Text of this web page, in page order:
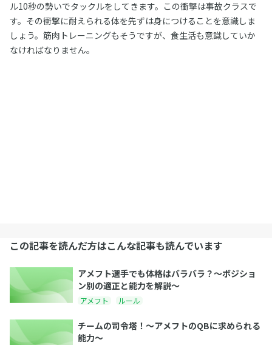
ル10秒の勢いでタックルをしてきます。この衝撃は事故クラスで
す。その衝撃に耐えられる体を先ずは身につけることを意識しま
しょう。筋肉トレーニングもそうですが、食生活も意識していか
なければなりません。
この記事を読んだ方はこんな記事も読んでいます
アメフト選手でも体格はバラバラ？〜ボジショ
ン別の適正と能力を解説〜
アメフト ルール
チームの司令塔！〜アメフトのQBに求められる
能力〜